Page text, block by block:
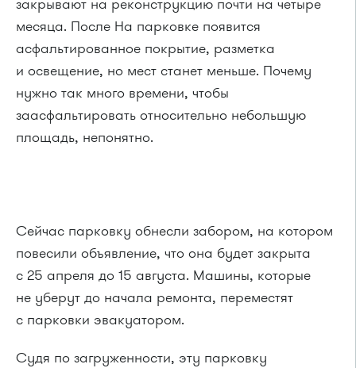
месяца. После На парковке появится
асфальтированное покрытие, разметка
и освещение, но мест станет меньше. Почему
нужно так много времени, чтобы
заасфальтировать относительно небольшую
площадь, непонятно.
Сейчас парковку обнесли забором, на котором
повесили объявление, что она будет закрыта
с 25 апреля до 15 августа. Машины, которые
не уберут до начала ремонта, переместят
с парковки эвакуатором.
Судя по загруженности, эту парковку